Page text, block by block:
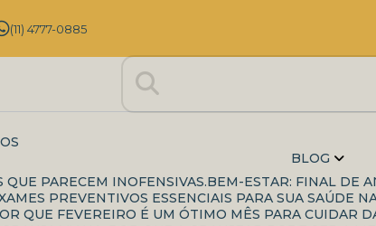
(11) 4777-0885
BLOG
QUE PARECEM INOFENSIVAS.
BEM-ESTAR: FINAL DE
PREVENTIVOS ESSENCIAIS PARA SUA SAÚDE
QUE FEVEREIRO É UM ÓTIMO MÊS PARA CUIDAR